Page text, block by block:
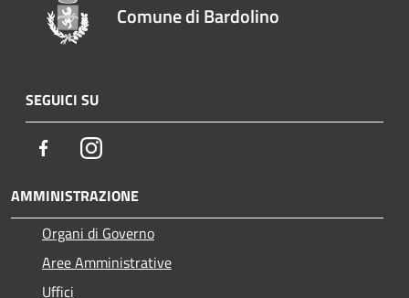
Comune di Bardolino
SEGUICI SU
FacebookInstagram
AMMINISTRAZIONE
Organi di Governo
Aree Amministrative
Uffici